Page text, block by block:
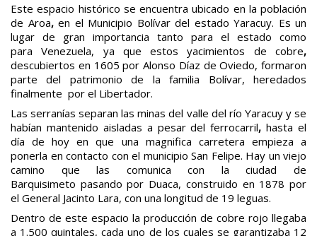
Este espacio histórico se encuentra ubicado en la población
de Aroa,en el Municipio Bolívar del estado Yaracuy. Es un
lugar de gran importancia tanto para el estado como
para Venezuela, ya que estos yacimientos de cobre,
descubiertos en 1605 por Alonso Díaz de Oviedo, formaron
parte del patrimonio de la familia Bolívar, heredados
finalmente por el Libertador.
Las serranías separan las minas del valle del río Yaracuy y se
habían mantenido aisladas a pesar del ferrocarril, hasta el
día de hoy en que una magnifica carretera empieza a
ponerla en contacto con el municipio San Felipe. Hay un viejo
camino que las comunica con la ciudad de
Barquisimeto pasando por Duaca, construido en 1878 por
el General Jacinto Lara, con una longitud de 19 leguas.
Dentro de este espacio la producción de cobre rojo llegaba
a 1.500 quintales, cada uno de los cuales se garantizaba 12